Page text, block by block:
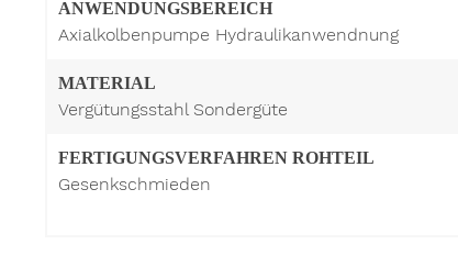
ANWENDUNGSBEREICH
Axialkolbenpumpe Hydraulikanwendnung
MATERIAL
Vergütungsstahl Sondergüte
FERTIGUNGS­VERFAHREN ROHTEIL
Gesenkschmieden